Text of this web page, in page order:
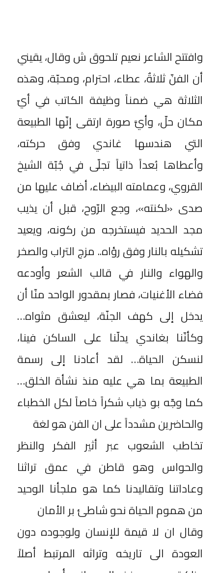
وافتتح الشاعر نعيم تلحوق ش وقال، يقيني
أن الفنّ ثلاثةٌ، عطاء، احترام، ومحبّة، وهذه
الثلاثة هي ضمناً وظيفة الكاتب في أيّ
مكان حلّ، وأيَّ صورة ارتقى إنّها الطبيعة
التي هندسها غاندي وفق حركته،
وأعطاها بُعداً ذاتياً تجلّى في جُبّة الشيخ
القروي، وعمامته البيضاء، أضاف عليها من
صدى «لكنته»، وجع الرّوح، قبل أن يذيب
مجد الحديد فيستخرجه من ركونه، ويعيد
تشكيله بالنار وفق رؤاه.. مزج التراب والصخر
والهواء والنار في قالب الشعر وأودعه
فضاء الأغنيات، فصار بمقدور الواحد منّا أن
يدخل إلى كهف الجنّة، ليعشق مثواه…
وكأنّنا بغاندي يدلّنا على الساكن فينا،
لنسكن الحياة… لقد أعادنا إلى رسمة
الطبيعة بما هي عليه منذ نشأة الخلق…
كما وجّه بو ذياب شكراً خاصاً لكل الخطباء
والحاضرين مشدداً على ان الفن هو لغة
تخاطب الشعوب عبر أثير الفكر والنظر
والحواس وهو قاطن في عمق تراثنا
وعاداتنا وتقاليدنا كما هو ملجأنا الوحيد
من هموم الحياة نحو شاطئ بر الأمان
وقال ان لا قيمة للإنسان ولوجوده دون
العودة الى تاريخه وتراثه المرتبط أصلاً